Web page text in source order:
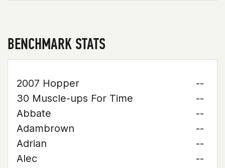
BENCHMARK STATS
2007 Hopper
--
30 Muscle-ups For Time
--
Abbate
--
Adambrown
--
Adrian
--
Alec
--